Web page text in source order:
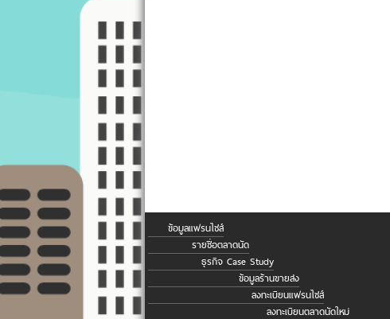
ข้อมูลแฟรนไชส์
รายชื่อตลาดนัด
ธุรกิจ Case Study
ข้อมูลร้านขายส่ง
ลงทะเบียนแฟรนไชส์
ลงทะเบียนตลาดนัดใหม่